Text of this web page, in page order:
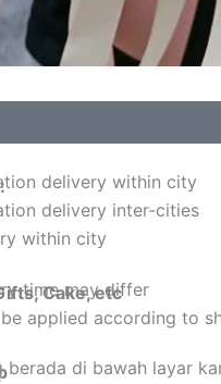
delivery within city
delivery inter-cities
within city
Cake, etc
time may differ
applied according to
di bawah layar